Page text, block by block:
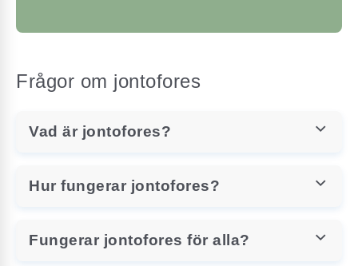
Frågor om jontofores
Vad är jontofores?
Hur fungerar jontofores?
Fungerar jontofores för alla?